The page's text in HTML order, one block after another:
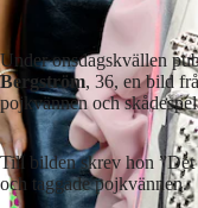
Under onsdagskvällen
Bergström, 36, en bild
pojkvännen och
Till bilden skrev hon ”Det
och taggade pojkvännen.